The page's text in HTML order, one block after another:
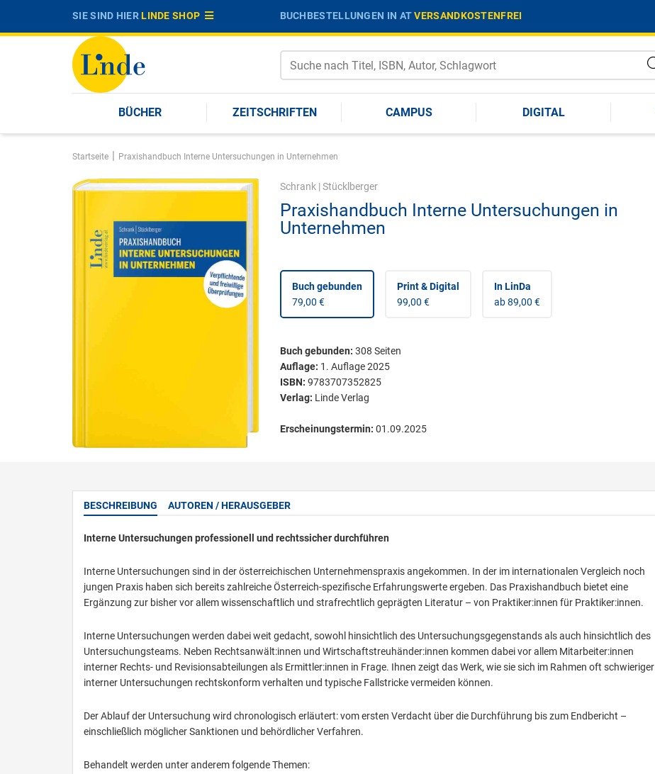
SIE SIND HIERLINDE SHOP BUCHBESTELLUNGEN IN ATVERSANDKOSTENFREI
BÜCHER ZEITSCHRIFTEN CAMPUS DIGITAL
Startseite | Praxishandbuch Interne Untersuchungen in Unternehmen
Schrank| Stücklberger
Praxishandbuch Interne Untersuchungen in
Unternehmen
Buch gebunden
79,00 €
Print & Digital
99,00 €
In LinDa
ab 89,00 €
Buch gebunden: 308 Seiten
Auflage: 1. Auflage 2025
ISBN: 9783707352825
Verlag: Linde Verlag
Erscheinungstermin: 01.09.2025
BESCHREIBUNG AUTOREN / HERAUSGEBER
Interne Untersuchungen professionell und rechtssicher durchführen
Interne Untersuchungen sind in der österreichischen Unternehmenspraxis angekommen. In der im internationalen Vergleich noch
jungen Praxis haben sich bereits zahlreiche Österreich-spezifische Erfahrungswerte ergeben. Das Praxishandbuch bietet eine
Ergänzung zur bisher vor allem wissenschaftlich und strafrechtlich geprägten Literatur – von Praktiker:innen für Praktiker:innen.
Interne Untersuchungen werden dabei weit gedacht, sowohl hinsichtlich des Untersuchungsgegenstands als auch hinsichtlich des
Untersuchungsteams. Neben Rechtsanwält:innen und Wirtschaftstreuhänder:innen kommen dabei vor allem Mitarbeiter:innen
interner Rechts- und Revisionsabteilungen als Ermittler:innen in Frage. Ihnen zeigt das Werk, wie sie sich im Rahmen oft schwieriger
interner Untersuchungen rechtskonform verhalten und typische Fallstricke vermeiden können.
Der Ablauf der Untersuchung wird chronologisch erläutert: vom ersten Verdacht über die Durchführung bis zum Endbericht –
einschließlich möglicher Sanktionen und behördlicher Verfahren.
Behandelt werden unter anderem folgende Themen: